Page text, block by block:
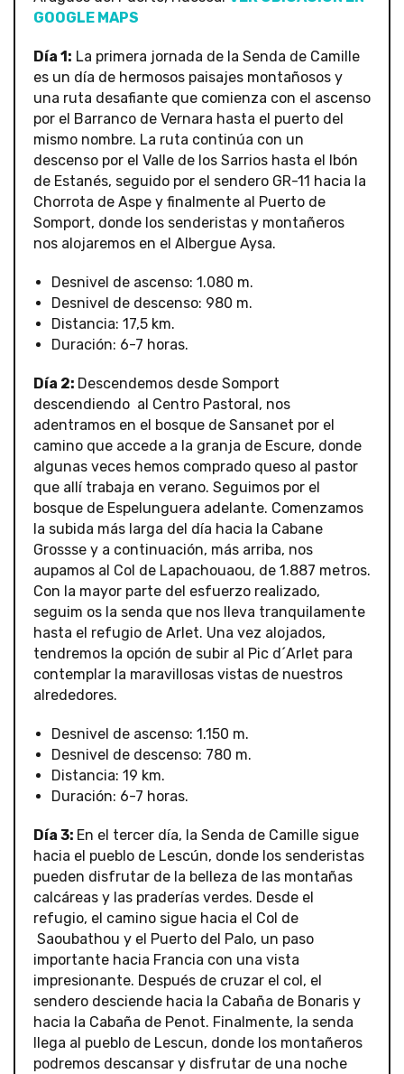
GOOGLE MAPS
Día 1: La primera jornada de la Senda de Camille
es un día de hermosos paisajes montañosos y
una ruta desafiante que comienza con el ascenso
por el Barranco de Vernara hasta el puerto del
mismo nombre. La ruta continúa con un
descenso por el Valle de los Sarrios hasta el Ibón
de Estanés, seguido por el sendero GR-11 hacia la
Chorrota de Aspe y finalmente al Puerto de
Somport, donde los senderistas y montañeros
nos alojaremos en el Albergue Aysa.
Desnivel de ascenso: 1.080 m.
Desnivel de descenso: 980 m.
Distancia: 17,5 km.
Duración: 6-7 horas.
Día 2: Descendemos desde Somport
descendiendo al Centro Pastoral, nos
adentramos en el bosque de Sansanet por el
camino que accede a la granja de Escure, donde
algunas veces hemos comprado queso al pastor
que allí trabaja en verano. Seguimos por el
bosque de Espelunguera adelante. Comenzamos
la subida más larga del día hacia la Cabane
Grossse y a continuación, más arriba, nos
aupamos al Col de Lapachouaou, de 1.887 metros.
Con la mayor parte del esfuerzo realizado,
seguim os la senda que nos lleva tranquilamente
hasta el refugio de Arlet. Una vez alojados,
tendremos la opción de subir al Pic d´Arlet para
contemplar la maravillosas vistas de nuestros
alrededores.
Desnivel de ascenso: 1.150 m.
Desnivel de descenso: 780 m.
Distancia: 19 km.
Duración: 6-7 horas.
Día 3: En el tercer día, la Senda de Camille sigue
hacia el pueblo de Lescún, donde los senderistas
pueden disfrutar de la belleza de las montañas
calcáreas y las praderías verdes. Desde el
refugio, el camino sigue hacia el Col de
Saoubathou y el Puerto del Palo, un paso
importante hacia Francia con una vista
impresionante. Después de cruzar el col, el
sendero desciende hacia la Cabaña de Bonaris y
hacia la Cabaña de Penot. Finalmente, la senda
llega al pueblo de Lescun, donde los montañeros
podremos descansar y disfrutar de una noche